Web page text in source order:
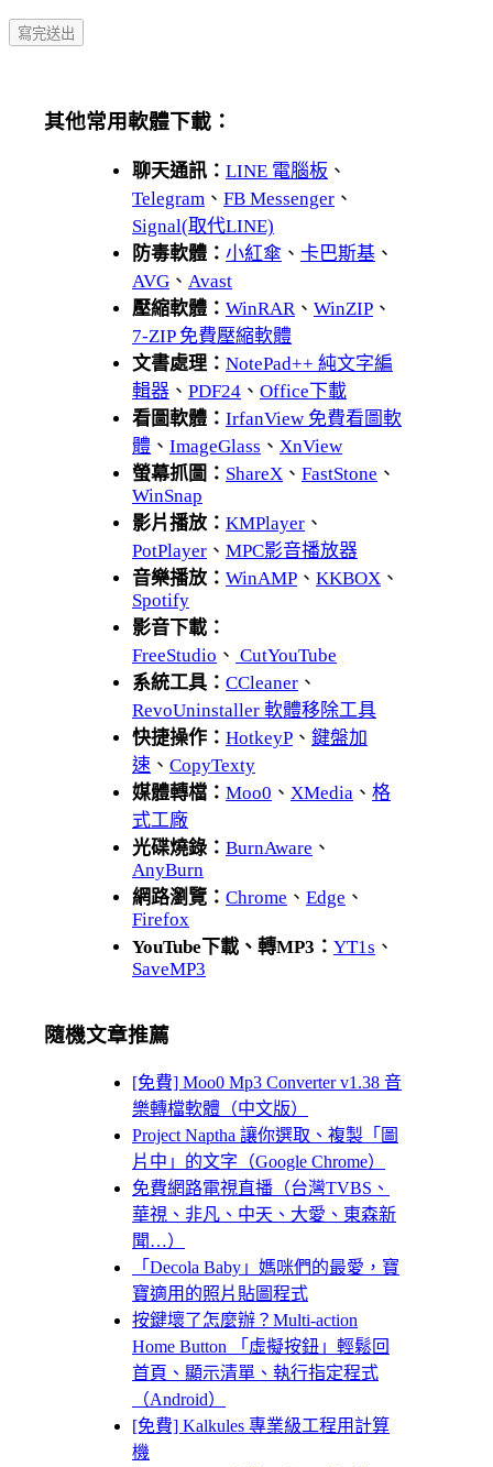
其他常用軟體下載：
聊天通訊： LINE 電腦板 、
Telegram 、 FB Messenger 、
Signal(取代LINE)
防毒軟體： 小紅傘 、 卡巴斯基 、
AVG 、 Avast
壓縮軟體： WinRAR、 WinZIP 、
7-ZIP 免費壓縮軟體
文書處理： NotePad++ 純文字編
輯器 、 PDF24 、 Office下載
看圖軟體： IrfanView 免費看圖軟
體 、 ImageGlass 、 XnView
螢幕抓圖： ShareX 、 FastStone 、
WinSnap
影片播放： KMPlayer 、
PotPlayer 、 MPC影音播放器
音樂播放： WinAMP 、 KKBOX 、
Spotify
影音下載：
FreeStudio 、 CutYouTube
系統工具： CCleaner 、
RevoUninstaller 軟體移除工具
快捷操作： HotkeyP 、 鍵盤加
速 、 CopyTexty
媒體轉檔： Moo0 、 XMedia 、 格
式工廠
光碟燒錄： BurnAware 、
AnyBurn
網路瀏覽： Chrome 、 Edge 、
Firefox
YouTube下載、轉MP3： YT1s 、
SaveMP3
隨機文章推薦
[免費] Moo0 Mp3 Converter v1.38 音
樂轉檔軟體（中文版）
Project Naptha 讓你選取、複製「圖
片中」的文字（Google Chrome）
免費網路電視直播（台灣TVBS、
華視、非凡、中天、大愛、東森新
聞…）
「Decola Baby」媽咪們的最愛，寶
寶適用的照片貼圖程式
按鍵壞了怎麼辦？Multi-action
Home Button 「虛擬按鈕」輕鬆回
首頁、顯示清單、執行指定程式
（Android）
[免費] Kalkules 專業級工程用計算
機